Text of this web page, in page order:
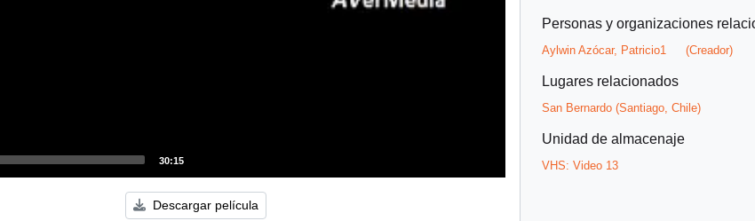
30:15
Descargar película
Personas y organizaciones
Aylwin Azócar, Patricio1 (Creador)
Lugares relacionados
San Bernardo (Santiago, Chile)
Unidad de almacenaje
VHS: Video 13